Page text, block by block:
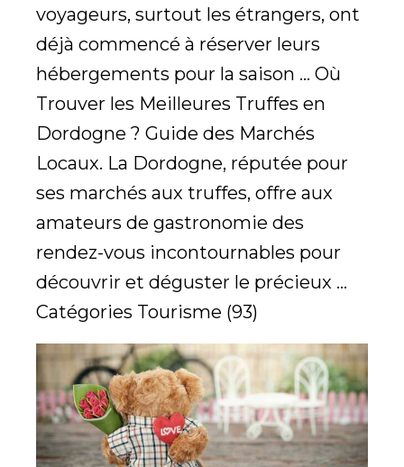
voyageurs, surtout les étrangers, ont
déjà commencé à réserver leurs
hébergements pour la saison ... Où
Trouver les Meilleures Truffes en
Dordogne ? Guide des Marchés
Locaux. La Dordogne, réputée pour
ses marchés aux truffes, offre aux
amateurs de gastronomie des
rendez-vous incontournables pour
découvrir et déguster le précieux ...
Catégories Tourisme (93)